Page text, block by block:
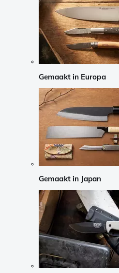
Gemaakt in Europa
Gemaakt in Japan